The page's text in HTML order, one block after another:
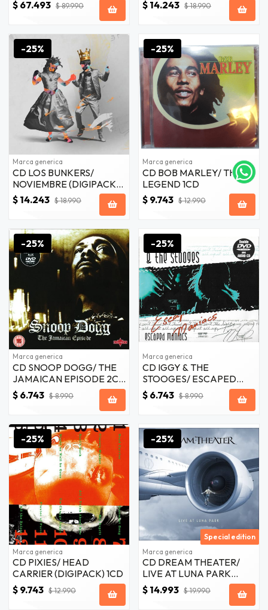
$ 67.493 $ 89.990 $ 14.243 $ 18.990
-25%
Marca generica
CD LOS BUNKERS/
NOVIEMBRE (DIGIPACK)
1CD
$ 14.243 $ 18.990
-25%
Marca generica
CD BOB MARLEY/ THE
LEGEND 1CD
$ 9.743 $ 12.990
-25%
Marca generica
CD SNOOP DOGG/ THE
JAMAICAN EPISODE 2CD
(1CD+DVD)
$ 6.743 $ 8.990
-25%
Marca generica
CD IGGY & THE
STOOGES/ ESCAPED
MANIACS 2CD
(1CD+DVD)
$ 6.743 $ 8.990
-25%
Marca generica
CD PIXIES/ HEAD
CARRIER (DIGIPACK) 1CD
$ 9.743 $ 12.990
-25%
Special edition
Marca generica
CD DREAM THEATER/
LIVE AT LUNA PARK
(3CD+2DVD)
$ 14.993 $ 19.990